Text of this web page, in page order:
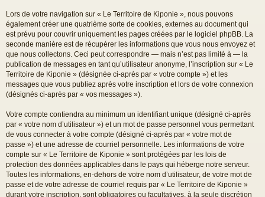
Lors de votre navigation sur « Le Territoire de Kiponie », nous pouvons
également créer une quatrième sorte de cookies, externes au document qui
est prévu pour couvrir uniquement les pages créées par le logiciel phpBB. La
seconde manière est de récupérer les informations que vous nous envoyez et
que nous collectons. Ceci peut correspondre — mais n’est pas limité à — la
publication de messages en tant qu’utilisateur anonyme, l’inscription sur « Le
Territoire de Kiponie » (désignée ci-après par « votre compte ») et les
messages que vous publiez après votre inscription et lors de votre connexion
(désignés ci-après par « vos messages »).
Votre compte contiendra au minimum un identifiant unique (désigné ci-après
par « votre nom d’utilisateur ») et un mot de passe personnel vous permettant
de vous connecter à votre compte (désigné ci-après par « votre mot de
passe ») et une adresse de courriel personnelle. Les informations de votre
compte sur « Le Territoire de Kiponie » sont protégées par les lois de
protection des données applicables dans le pays qui héberge notre serveur.
Toutes les informations, en-dehors de votre nom d’utilisateur, de votre mot de
passe et de votre adresse de courriel requis par « Le Territoire de Kiponie »
durant votre inscription, sont obligatoires ou facultatives, à la seule discrétion